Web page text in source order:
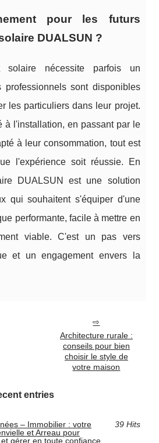
pour les futurs
DUALSUN ?
solaire nécessite parfois un
professionnels sont disponibles
les particuliers dans leur projet.
à l'installation, en passant par le
à leur consommation, tout est
l'expérience soit réussie. En
DUALSUN est une solution
qui souhaitent s'équiper d'une
performante, facile à mettre en
viable. C'est un pas vers
et un engagement envers la
Architecture rurale :
conseils pour bien
choisir le style de
votre maison
entries
– Immobilier : votre
et Arreau pour
gérer en toute confiance
39 Hits